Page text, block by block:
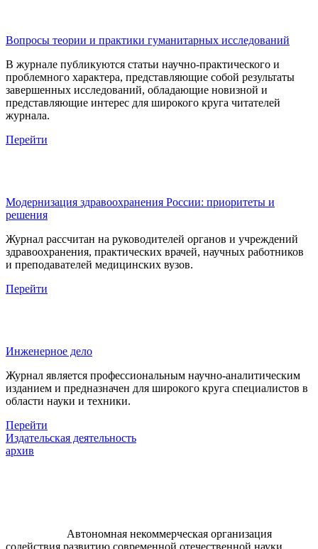
Вопросы теории и практики гуманитарных исследований
В журнале публикуются статьи научно-практического и
проблемного характера, представляющие собой результаты
завершенных исследований, обладающие новизной и
представляющие интерес для широкого круга читателей
журнала.
Перейти
Модернизация здравоохранения России: приоритеты и
решения
Журнал рассчитан на руководителей органов и учреждений
здравоохранения, практических врачей, научных работников
и преподавателей медицинских вузов.
Перейти
Инженерное дело
Журнал является профессиональным научно-аналитическим
изданием и предназначен для широкого круга специалистов в
области науки и техники.
Перейти
Издательская деятельность
архив
Автономная некоммерческая организация
содействия развитию современной отечественной науки